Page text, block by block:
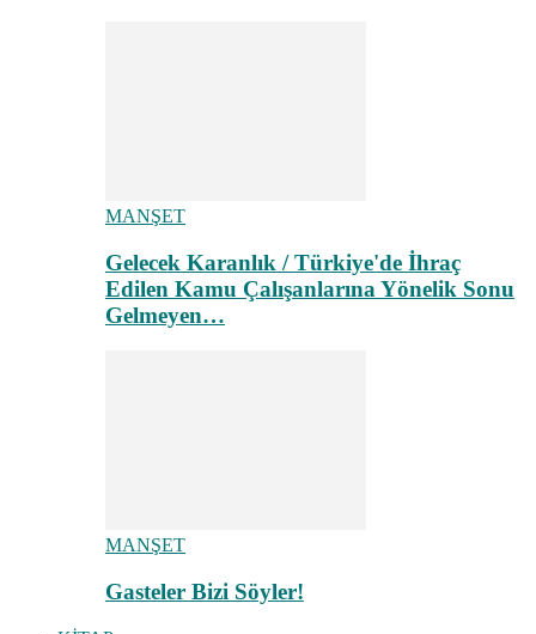
MANŞET
Gelecek Karanlık / Türkiye'de İhraç
Edilen Kamu Çalışanlarına Yönelik Sonu
Gelmeyen…
MANŞET
Gasteler Bizi Söyler!